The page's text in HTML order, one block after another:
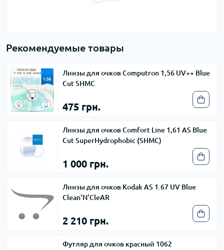
Рекомендуемые товары
Линзы для очков Computron 1,56 UV++ Blue
Cut SHMC
475 грн.
Линзы для очков Comfort Line 1,61 AS Blue
Cut SuperHydrophobic (SHMC)
1 000 грн.
Линзы для очков Kodak AS 1.67 UV Blue
Clean'N'CleAR
2 210 грн.
Футляр для очков красный 1062